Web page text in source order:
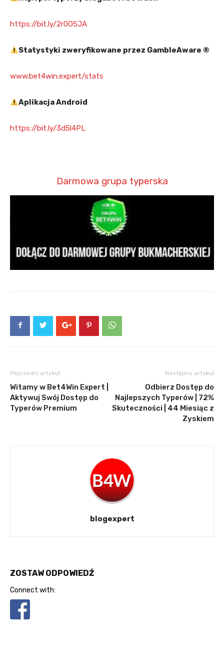
https://bit.ly/2r0O5JA
Statystyki zweryfikowane przez GambleAware ®
www.bet4win.expert/stats
Aplikacja Android
https://bit.ly/3d5l4PL
Darmowa grupa typerska
Poprzedni artykuł
Witamy w Bet4Win Expert |
Aktywuj Swój Dostęp do
Typerów Premium
Następny artykuł
Odbierz Dostęp do
Najlepszych Typerów | 72%
Skuteczności | 44 Miesiąc z
Zyskiem
blogexpert
ZOSTAW ODPOWIEDŹ
Connect with: